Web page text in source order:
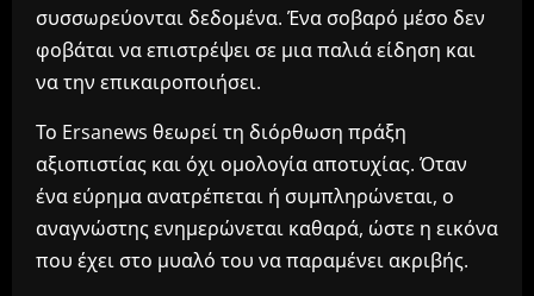
συσσωρεύονται δεδομένα. Ένα σοβαρό μέσο δεν
φοβάται να επιστρέψει σε μια παλιά είδηση και
να την επικαιροποιήσει.
Το Ersanews θεωρεί τη διόρθωση πράξη
αξιοπιστίας και όχι ομολογία αποτυχίας. Όταν
ένα εύρημα ανατρέπεται ή συμπληρώνεται, ο
αναγνώστης ενημερώνεται καθαρά, ώστε η εικόνα
που έχει στο μυαλό του να παραμένει ακριβής.